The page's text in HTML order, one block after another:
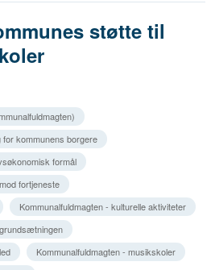
støtte til
for kommunens borgere
formål
fortjeneste
Kommunalfuldmagten - kulturelle aktiviteter
Kommunalfuldmagten - musikskoler